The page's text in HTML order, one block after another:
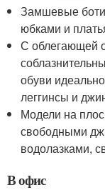
Замшевые
юбками и
С облегающей
обуви
леггинсы и
Модели на
свободными
водолазками,
В офис